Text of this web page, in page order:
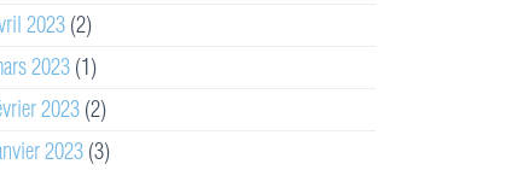
2023 (2)
2023 (1)
2023 (2)
2023 (3)